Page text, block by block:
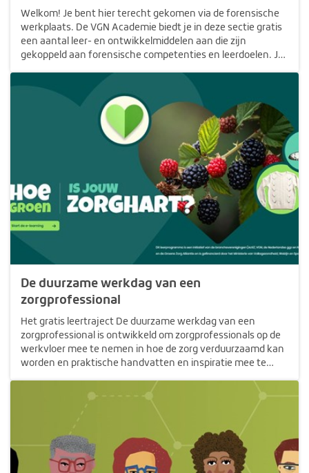
Welkom! Je bent hier terecht gekomen via de forensische
werkplaats. De VGN Academie biedt je in deze sectie gratis
een aantal leer- en ontwikkelmiddelen aan die zijn
gekoppeld aan forensische competenties en leerdoelen. Je
De duurzame werkdag van een
zorgprofessional
Het gratis leertraject De duurzame werkdag van een
zorgprofessional is ontwikkeld om zorgprofessionals op de
werkvloer mee te nemen in hoe de zorg verduurzaamd kan
worden en praktische handvatten en inspiratie mee te
dag in jouw organisatie te…